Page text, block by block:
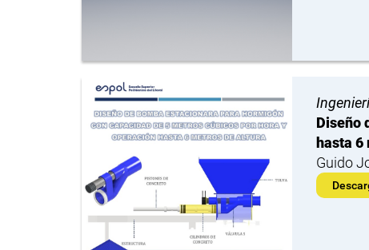
Diseño
hasta 6
Guido